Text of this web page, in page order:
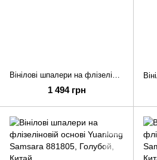
Вінілові шпалери на флізеліновій основі Yuanlong Samsara 881808
1 494 грн